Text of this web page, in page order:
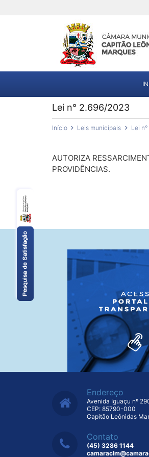
Lei n° 2.696/2023
Início Leis municipais Lei
AUTORIZA
PROVIDÊNCIAS.
Endereço
Avenida Iguaçu nº
CEP: 85790-000
Capitão Leônidas
Contato
(45) 3286 1144